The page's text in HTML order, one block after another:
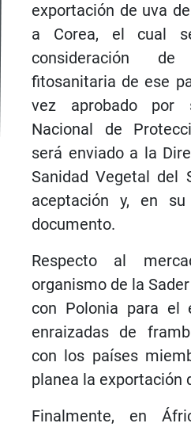
exportación de uva
a Corea, el cual
consideración
fitosanitaria de ese
vez aprobado por
Nacional de
será enviado a la
Sanidad Vegetal del
aceptación y, en
documento.
Respecto al
organismo de la
con Polonia para el
enraizadas de
con los países
planea la exportación
Finalmente, en